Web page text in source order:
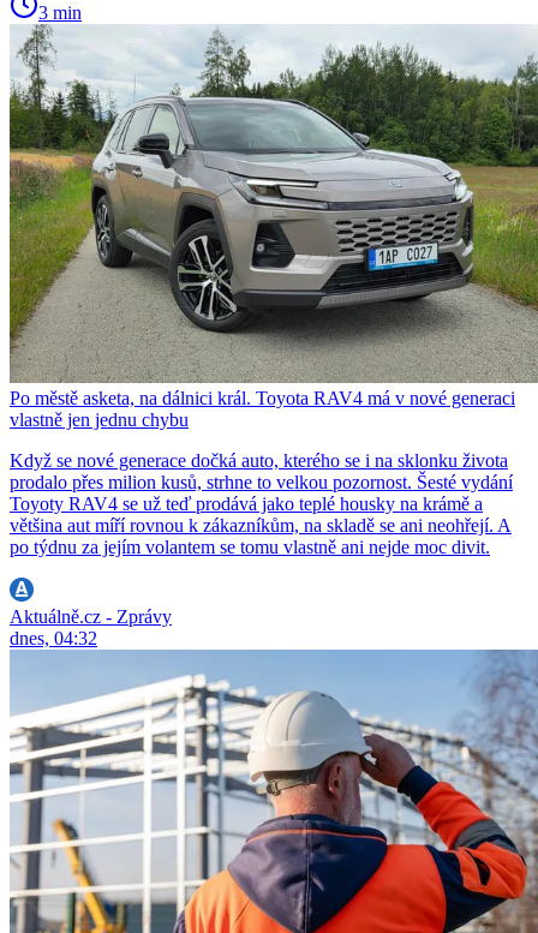
3 min
Po městě asketa, na dálnici král. Toyota RAV4 má v nové generaci
vlastně jen jednu chybu
Když se nové generace dočká auto, kterého se i na sklonku života
prodalo přes milion kusů, strhne to velkou pozornost. Šesté vydání
Toyoty RAV4 se už teď prodává jako teplé housky na krámě a
většina aut míří rovnou k zákazníkům, na skladě se ani neohřejí. A
po týdnu za jejím volantem se tomu vlastně ani nejde moc divit.
Aktuálně.cz - Zprávy
dnes, 04:32